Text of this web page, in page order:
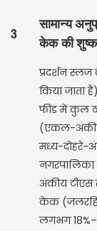
3
सामान्य
केक की
प्रदर्शन स्लज
किया जाता
फीड में कुल
(एकल-अंकीय
मध्य-दोहरे-
अंकीय टीएस
केक (जलरहित
लगभग